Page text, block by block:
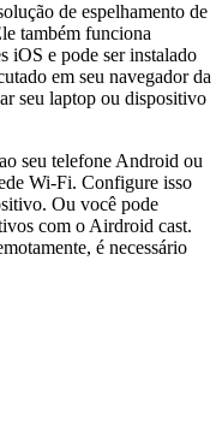
de espelhamento de
também funciona
iOS e pode ser instalado
em seu navegador da
seu laptop ou dispositivo
seu telefone Android ou
Wi-Fi. Configure isso
Ou você pode
com o Airdroid cast.
é necessário